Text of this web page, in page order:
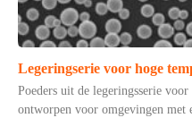
Legeringserie voor hoge
Poeders uit de legeringsserie
ontworpen voor omgevingen met